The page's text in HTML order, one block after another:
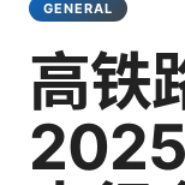
GENERAL
高铁